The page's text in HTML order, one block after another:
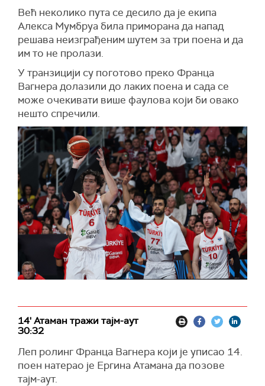
Већ неколико пута се десило да је екипа
Алекса Мумбруа била приморана да напад
решава неизграђеним шутем за три поена и да
им то не пролази.
У транзицији су поготово преко Франца
Вагнера долазили до лаких поена и сада се
може очекивати више фаулова који би овако
нешто спречили.
14' Атаман тражи тајм-аут
30:32
Леп ролинг Франца Вагнера који је уписао 14.
поен натерао је Ергина Атамана да позове
тајм-аут.